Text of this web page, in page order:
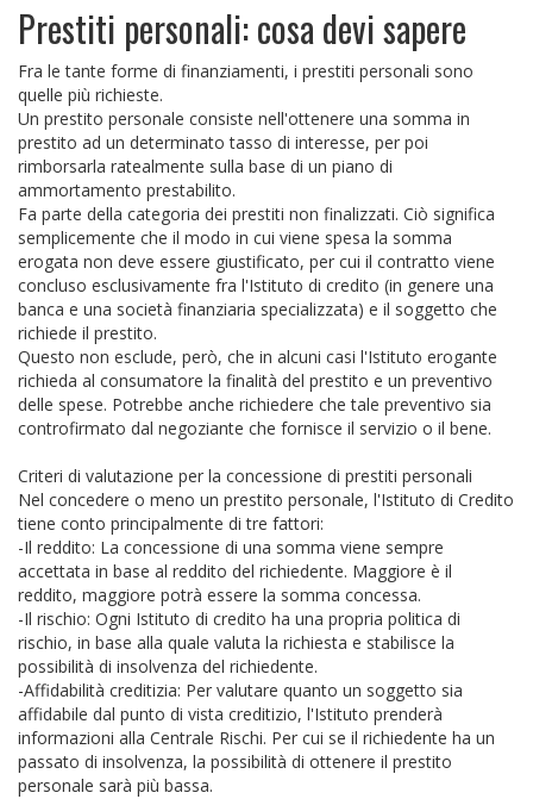
Prestiti personali: cosa devi sapere
Fra le tante forme di finanziamenti, i prestiti personali sono
quelle più richieste.
Un prestito personale consiste nell'ottenere una somma in
prestito ad un determinato tasso di interesse, per poi
rimborsarla ratealmente sulla base di un piano di
ammortamento prestabilito.
Fa parte della categoria dei prestiti non finalizzati. Ciò significa
semplicemente che il modo in cui viene spesa la somma
erogata non deve essere giustificato, per cui il contratto viene
concluso esclusivamente fra l'Istituto di credito (in genere una
banca e una società finanziaria specializzata) e il soggetto che
richiede il prestito.
Questo non esclude, però, che in alcuni casi l'Istituto erogante
richieda al consumatore la finalità del prestito e un preventivo
delle spese. Potrebbe anche richiedere che tale preventivo sia
controfirmato dal negoziante che fornisce il servizio o il bene.
Criteri di valutazione per la concessione di prestiti personali
Nel concedere o meno un prestito personale, l'Istituto di Credito
tiene conto principalmente di tre fattori:
-Il reddito: La concessione di una somma viene sempre
accettata in base al reddito del richiedente. Maggiore è il
reddito, maggiore potrà essere la somma concessa.
-Il rischio: Ogni Istituto di credito ha una propria politica di
rischio, in base alla quale valuta la richiesta e stabilisce la
possibilità di insolvenza del richiedente.
-Affidabilità creditizia: Per valutare quanto un soggetto sia
affidabile dal punto di vista creditizio, l'Istituto prenderà
informazioni alla Centrale Rischi. Per cui se il richiedente ha un
passato di insolvenza, la possibilità di ottenere il prestito
personale sarà più bassa.